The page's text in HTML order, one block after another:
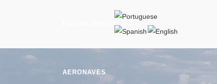
PÁGINA INICIAL
AERONAVES